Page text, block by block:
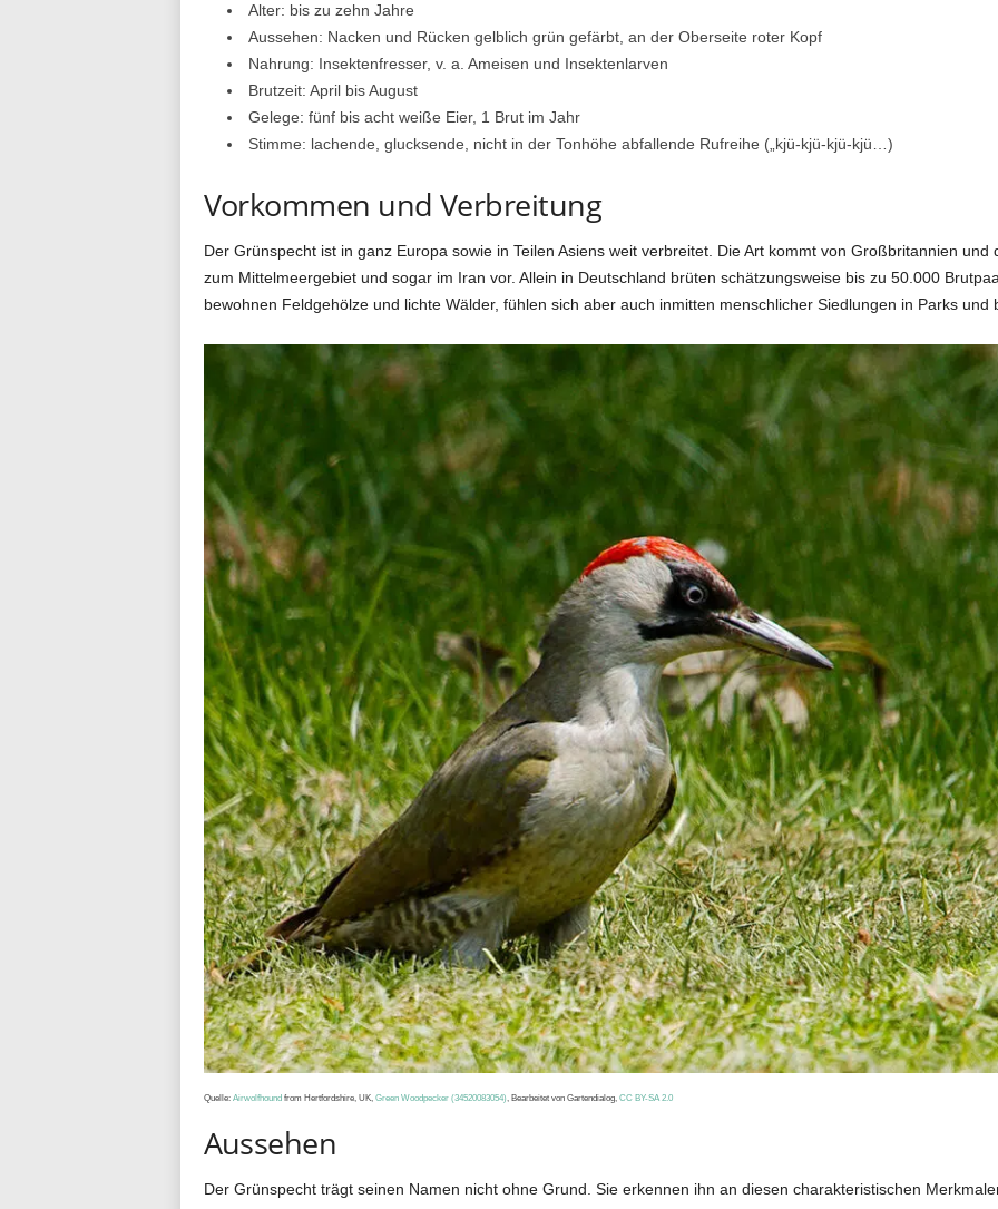
Alter: bis zu zehn Jahre
Aussehen: Nacken und Rücken gelblich grün gefärbt, an der Oberseite roter Kopf
Nahrung: Insektenfresser, v. a. Ameisen und Insektenlarven
Brutzeit: April bis August
Gelege: fünf bis acht weiße Eier, 1 Brut im Jahr
Stimme: lachende, glucksende, nicht in der Tonhöhe abfallende Rufreihe („kjü-kjü-kjü-kjü…)
Vorkommen und Verbreitung
Der Grünspecht ist in ganz Europa sowie in Teilen Asiens weit verbreitet. Die Art kommt von Großbritannien
zum Mittelmeergebiet und sogar im Iran vor. Allein in Deutschland brüten schätzungsweise bis zu 50.000
bewohnen Feldgehölze und lichte Wälder, fühlen sich aber auch inmitten menschlicher Siedlungen in Parks und
Quelle: Airwolfhoundfrom Hertfordshire, UK, Green Woodpecker (34520083054) , Bearbeitet von Gartendialog, CC BY-SA 2.0
Aussehen
Der Grünspecht trägt seinen Namen nicht ohne Grund. Sie erkennen ihn an diesen charakteristischen